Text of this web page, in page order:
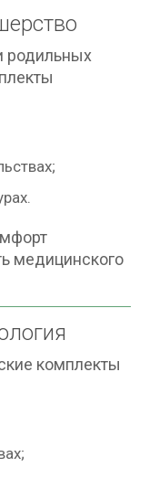
родильных
медицинского
комплекты